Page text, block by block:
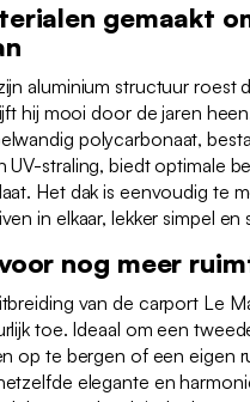
gemaakt
aluminium structuur roest
hij mooi door de jaren
polycarbonaat,
UV-straling, biedt optimale
Het dak is eenvoudig te
in elkaar, lekker simpel en
nog meer
van de carport Le
toe. Ideaal om een
op te bergen of een eigen
elegante en